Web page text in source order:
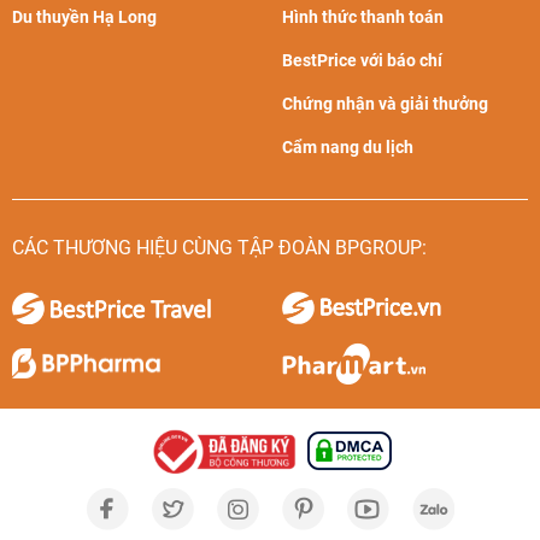
Du thuyền Hạ Long Hình thức thanh toán
BestPrice với báo chí
Chứng nhận và giải thưởng
Cẩm nang du lịch
CÁC THƯƠNG HIỆU CÙNG TẬP ĐOÀN BPGROUP: